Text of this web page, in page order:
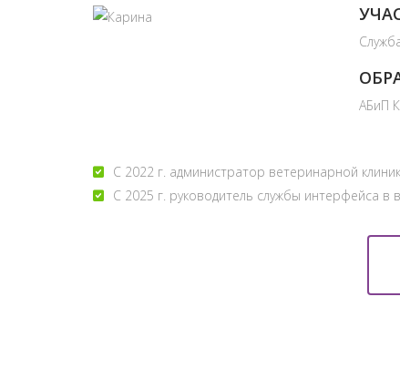
АБиП
С 2022 г. администратор ветеринарной
С 2025 г. руководитель службы интерфейса